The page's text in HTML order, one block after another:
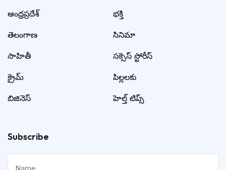
ఆంధ్రప్రదేశ్
తెలంగాణ
సాహితీ
క్రైమ్
బిజినెస్
భక్తి
సినిమా
సక్సెస్ స్టోరీస్
పిల్లలకు
హెల్త్ టిప్స్
Subscribe